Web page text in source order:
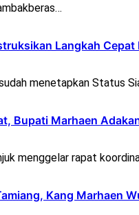
Langkah Cepat
menetapkan Status
Bupati Marhaen
menggelar rapat
Kang Marhaen